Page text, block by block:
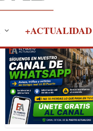
+ACTUALIDAD
PUBLICIDAD